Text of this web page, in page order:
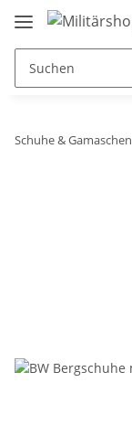
Schuhe & Gamaschen